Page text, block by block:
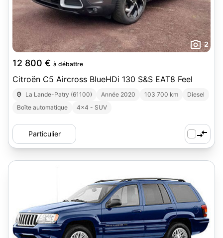
2
12 800 € à débattre
Citroën C5 Aircross BlueHDi 130 S&S EAT8 Feel
La Lande-Patry (61100) Année 2020 103 700 km
Diesel
Boîte automatique
4x4 - SUV
Particulier